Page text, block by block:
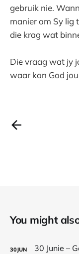
gebruik nie.
manier om Sy lig
die krag wat
Die vraag wat jy
waar kan God
You might
30JUN